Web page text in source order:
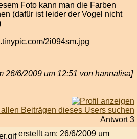
Foto kann man die Farben
(dafür ist leider der Vogel nicht
26/6/2009 um 12:51 von hannalisa]
Antwort 3
erstellt am: 26/6/2009 um